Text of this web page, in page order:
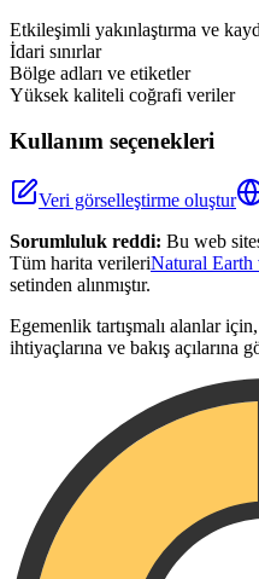
−
Etkileşimli yakınlaştırma ve
İdari sınırlar
Bölge adları ve etiketler
Yüksek kaliteli coğrafi veriler
Kullanım seçenekleri
Veri görselleştirme oluştur
Sorumluluk reddi: Bu web
Tüm harita verileriNatural Earth
setinden alınmıştır.
Egemenlik tartışmalı alanlar
ihtiyaçlarına ve bakış